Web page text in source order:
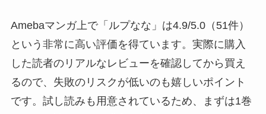
Amebaマンガ上で「ルプなな」は4.9/5.0（51件）
という非常に高い評価を得ています。実際に購入
した読者のリアルなレビューを確認してから買え
るので、失敗のリスクが低いのも嬉しいポイント
です。試し読みも用意されているため、まずは1巻